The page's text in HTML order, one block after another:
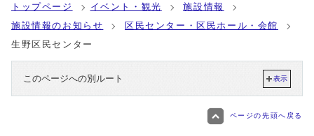
トップページ イベント・観光
施設情報
施設情報のお知らせ
区民センター・区民ホール・会館
生野区民センター
このページへの別ルート 表示
ページの先頭へ戻る